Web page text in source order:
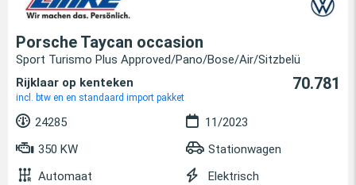
Porsche Taycan occasion
Sport Turismo Plus Approved/Pano/Bose/Air/Sitzbelü
Rijklaar op kenteken
incl. btw en en standaard import pakket
70.781
24285
11/2023
350 KW
Stationwagen
Automaat
Elektrisch